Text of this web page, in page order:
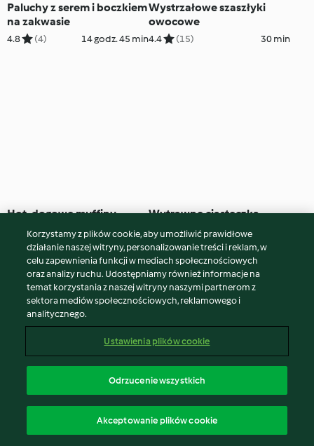
Paluchy z serem i boczkiem
na zakwasie
4.8 (4) 14 godz. 45 min
Wystrzałowe szaszłyki
owocowe
4.4 (15) 30 min
Hot-dogowe muffiny
(844) 2 godz.
Wytrawne ciasteczka
parmezanowe
4.5 (32) 1 godz. 25 min
Migas z papryczkami
Padrón
Falafele z łodygami natki
pietruszki i kolendry
Korzystamy z plików cookie, aby umożliwić prawidłowe
działanie naszej witryny, personalizowanie treści i reklam, w
celu zapewnienia funkcji w mediach społecznościowych
oraz analizy ruchu. Udostępniamy również informacje na
temat korzystania z naszej witryny naszymi partnerom z
sektora mediów społecznościowych, reklamowego i
analitycznego.
Ustawienia plików cookie
Odrzucenie wszystkich
Akceptowanie plików cookie